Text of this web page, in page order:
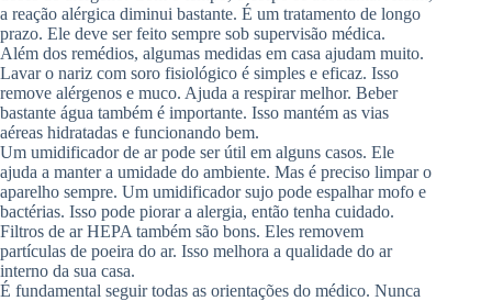
a reação alérgica diminui bastante. É um tratamento de longo
prazo. Ele deve ser feito sempre sob supervisão médica.
Além dos remédios, algumas medidas em casa ajudam muito.
Lavar o nariz com soro fisiológico é simples e eficaz. Isso
remove alérgenos e muco. Ajuda a respirar melhor. Beber
bastante água também é importante. Isso mantém as vias
aéreas hidratadas e funcionando bem.
Um umidificador de ar pode ser útil em alguns casos. Ele
ajuda a manter a umidade do ambiente. Mas é preciso limpar o
aparelho sempre. Um umidificador sujo pode espalhar mofo e
bactérias. Isso pode piorar a alergia, então tenha cuidado.
Filtros de ar HEPA também são bons. Eles removem
partículas de poeira do ar. Isso melhora a qualidade do ar
interno da sua casa.
É fundamental seguir todas as orientações do médico. Nunca